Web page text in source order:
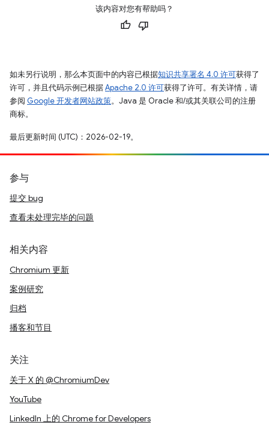
该内容对您有帮助吗？
如未另行说明，那么本页面中的内容已根据知识共享署名 4.0 许可获得了
许可，并且代码示例已根据Apache 2.0 许可获得了许可。有关详情，请
参阅 Google 开发者网站政策。Java 是 Oracle 和/或其关联公司的注册
商标。
最后更新时间 (UTC)：2026-02-19。
参与
提交 bug
查看未处理完毕的问题
相关内容
Chromium 更新
案例研究
归档
播客和节目
关注
关于 X 的 @ChromiumDev
YouTube
LinkedIn 上的 Chrome for Developers